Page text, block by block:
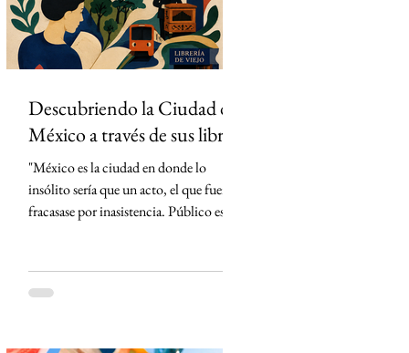
el evento deportivo
Descubriendo la Ciudad de
México a través de sus libros
"México es la ciudad en donde lo
insólito sería que un acto, el que fuera,
fracasase por inasistencia. Público es lo
de México, en cambio, primero se lee."
Creo que conocí la Ciudad de México